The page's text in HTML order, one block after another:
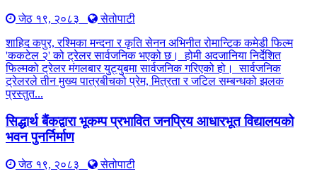
जेठ १९, २०८३
सेतोपाटी
शाहिद कपुर, रश्मिका मन्दना र कृति सेनन अभिनीत रोमान्टिक कमेडी फिल्म
'ककटेल २' को ट्रेलर सार्वजनिक भएको छ। होमी अदजानिया निर्देशित
फिल्मको ट्रेलर मंगलबार युट्युबमा सार्वजनिक गरिएको हो। सार्वजनिक
ट्रेलरले तीन मुख्य पात्रबीचको प्रेम, मित्रता र जटिल सम्बन्धको झलक
प्रस्तुत...
सिद्धार्थ बैंकद्वारा भूकम्प प्रभावित जनप्रिय आधारभूत विद्यालयको
भवन पुनर्निर्माण
जेठ १९, २०८३
सेतोपाटी